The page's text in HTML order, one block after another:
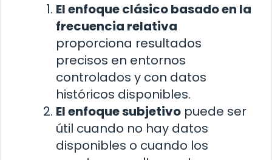
El enfoque clásico basado en la
frecuencia relativa
proporciona resultados
precisos en entornos
controlados y con datos
históricos disponibles.
El enfoque subjetivo puede ser
útil cuando no hay datos
disponibles o cuando los